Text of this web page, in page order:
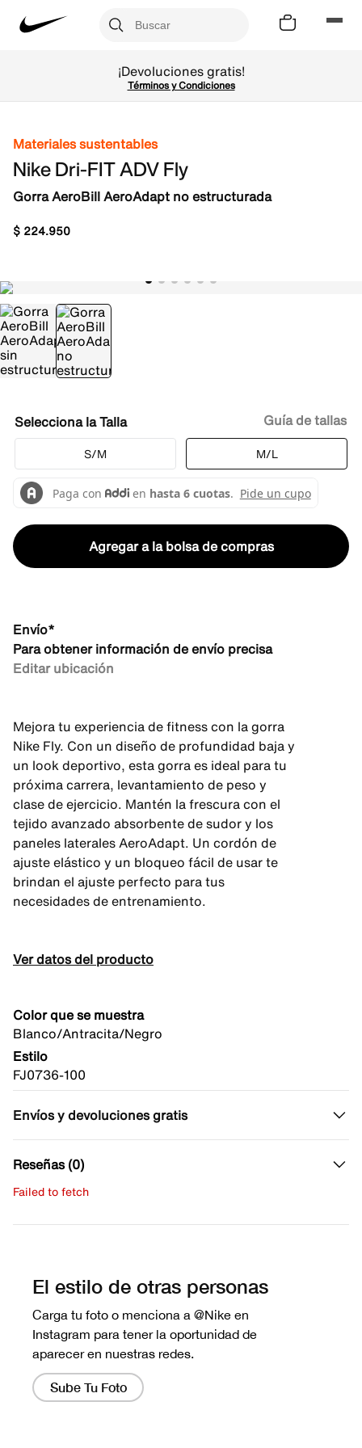
¡Devoluciones gratis!
Términos y Condiciones
Materiales sustentables
Nike Dri-FIT ADV Fly
Gorra AeroBill AeroAdapt no estructurada
$ 224.950
Talla
S/M M/L
Guía de tallas
Agregar a la bolsa de compras
Envío*
Para obtener información de envío precisa
Editar ubicación
Mejora tu experiencia de fitness con la gorra
Nike Fly. Con un diseño de profundidad baja y
un look deportivo, esta gorra es ideal para tu
próxima carrera, levantamiento de peso y
clase de ejercicio. Mantén la frescura con el
tejido avanzado absorbente de sudor y los
paneles laterales AeroAdapt. Un cordón de
ajuste elástico y un bloqueo fácil de usar te
brindan el ajuste perfecto para tus
necesidades de entrenamiento.
Ver datos del producto
Color que se muestra
Blanco/Antracita/Negro
Estilo
FJ0736-100
Envíos y devoluciones gratis
Reseñas (0)
Failed to fetch